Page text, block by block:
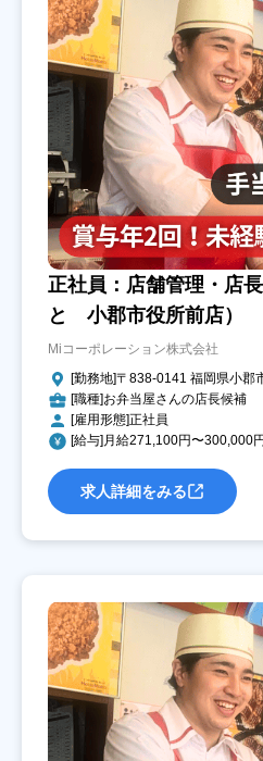
正社員：店舗管理・店
と 小郡市役所前店）
Miコーポレーション株式会社
[勤務地]〒838-0141 福岡県小郡
[職種]お弁当屋さんの店長候補
[雇用形態]正社員
[給与]月給271,100円〜300,000円
求人詳細をみる